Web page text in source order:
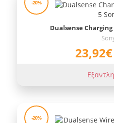
-20%
Dualsense Charging
23,92€
-20%